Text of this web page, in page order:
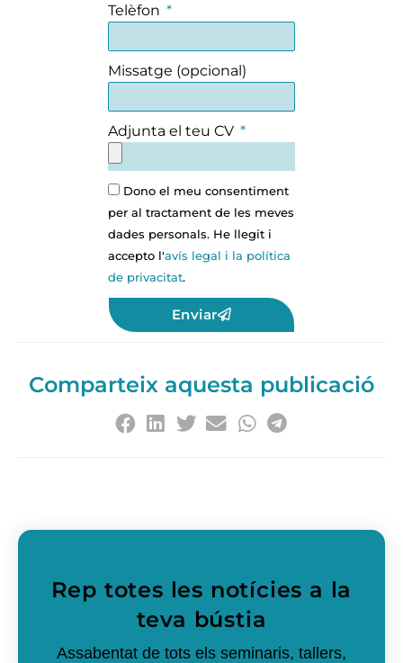
Telèfon
Missatge (opcional)
Adjunta el teu CV
Dono el meu consentiment
per al tractament de les meves
dades personals. He llegit i
accepto l'avís legal i la política
de privacitat.
Enviar
Comparteix aquesta publicació
Rep totes les notícies a la
teva bústia
Assabentat de tots els seminaris, tallers,